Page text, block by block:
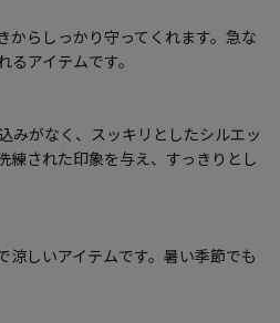
からしっかり守ってくれます。急な
アイテムです。
みがなく、スッキリとしたシルエッ
練された印象を与え、すっきりとし
涼しいアイテムです。暑い季節でも